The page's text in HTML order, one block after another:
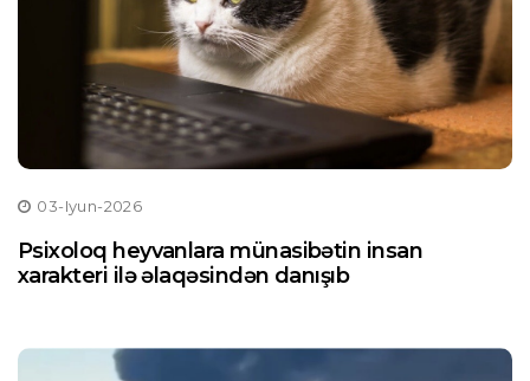
03-Iyun-2026
Psixoloq heyvanlara münasibətin insan
xarakteri ilə əlaqəsindən danışıb